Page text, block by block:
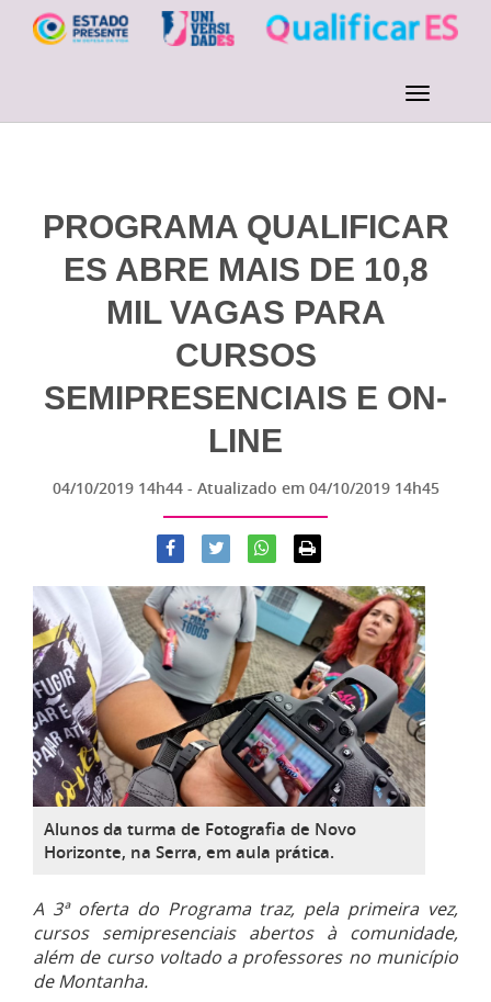
PROGRAMA QUALIFICAR
ES ABRE MAIS DE 10,8
MIL VAGAS PARA
CURSOS
SEMIPRESENCIAIS E ON-
LINE
04/10/2019 14h44 - Atualizado em 04/10/2019 14h45
Alunos da turma de Fotografia de Novo
Horizonte, na Serra, em aula prática.
A 3ª oferta do Programa traz, pela primeira vez,
cursos semipresenciais abertos à comunidade,
além de curso voltado a professores no município
de Montanha.